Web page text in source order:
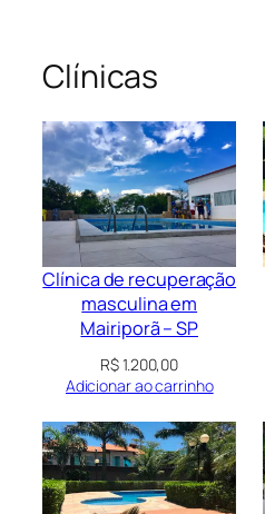
Clínicas
Clínica de recuperação
masculina em
Mairiporã – SP
R$1.200,00
Adicionar ao carrinho